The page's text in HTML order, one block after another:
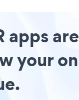
apps
your